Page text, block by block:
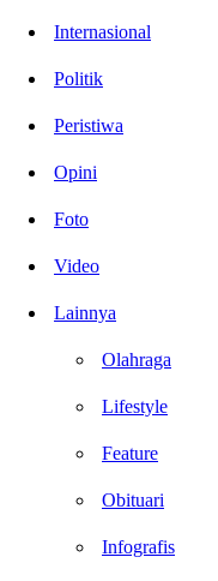
Internasional
Politik
Peristiwa
Opini
Foto
Video
Lainnya
Olahraga
Lifestyle
Feature
Obituari
Infografis